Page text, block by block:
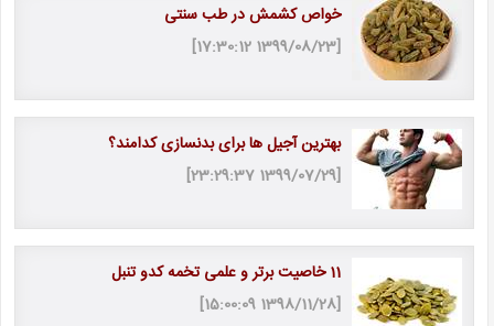
خواص کشمش در طب سنتی
[1399/08/23 17:30:12]
بهترین آجیل ها برای بدنسازی کدامند؟
[1399/07/29 23:29:37]
11 خاصیت برتر و علمی تخمه کدو تنبل
[1398/11/28 15:00:09]